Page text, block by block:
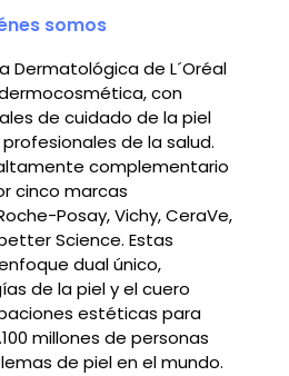
somos
Dermatológica de L´Oréal
con
de cuidado de la piel
de la salud.
complementario
cinco marcas
Posay, Vichy, CeraVe,
Science. Estas
dual único,
de la piel y el cuero
estéticas para
millones de personas
de piel en el mundo.